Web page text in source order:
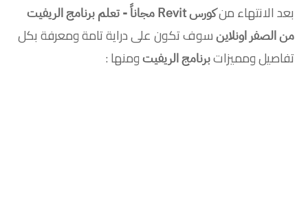
بعد الانتهاء من
كورس Revit مجاناً - تعلم برنامج الريفيت
من الصفر اونلاينسوف تكون على دراية تامة ومعرفة بكل
تفاصيل ومميزاتبرنامج الريفيتومنها :